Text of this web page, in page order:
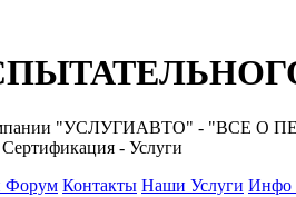
"УСЛУГИАВТО" -
- Услуги
Форум Контакты Наши Услуги Инфо